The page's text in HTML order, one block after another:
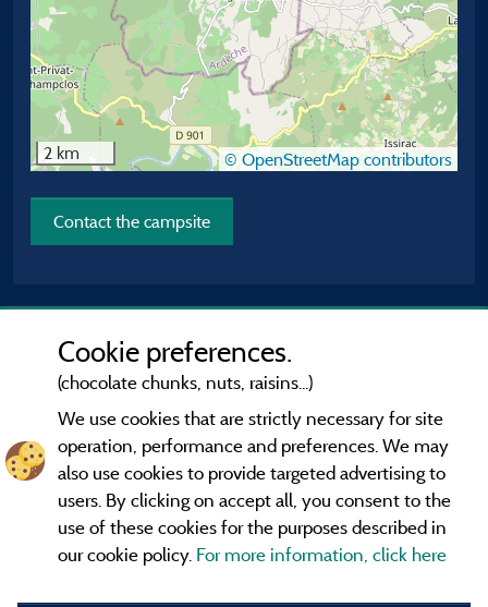
2 km © OpenStreetMap contributors
Contact the campsite
Information publisher and contact
Cookie preferences.
(chocolate chunks, nuts, raisins...)
We use cookies that are strictly necessary for site
operation, performance and preferences. We may
also use cookies to provide targeted advertising to
users. By clicking on accept all, you consent to the
use of these cookies for the purposes described in
our cookie policy. For more information, click here